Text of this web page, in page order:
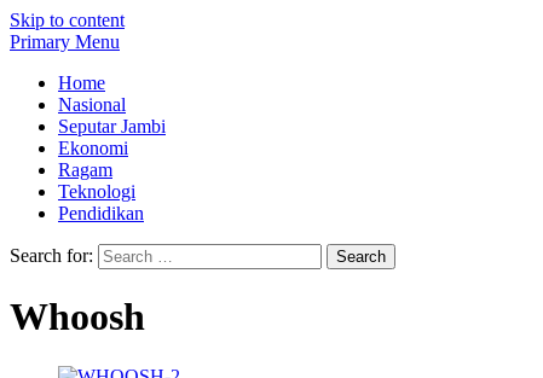
Skip to content
Primary Menu
Home
Nasional
Seputar Jambi
Ekonomi
Ragam
Teknologi
Pendidikan
Search for:
Whoosh